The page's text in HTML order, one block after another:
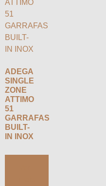
ADEGA
SINGLE
ZONE
ATTIMO
51
GARRAFAS
BUILT-
IN INOX